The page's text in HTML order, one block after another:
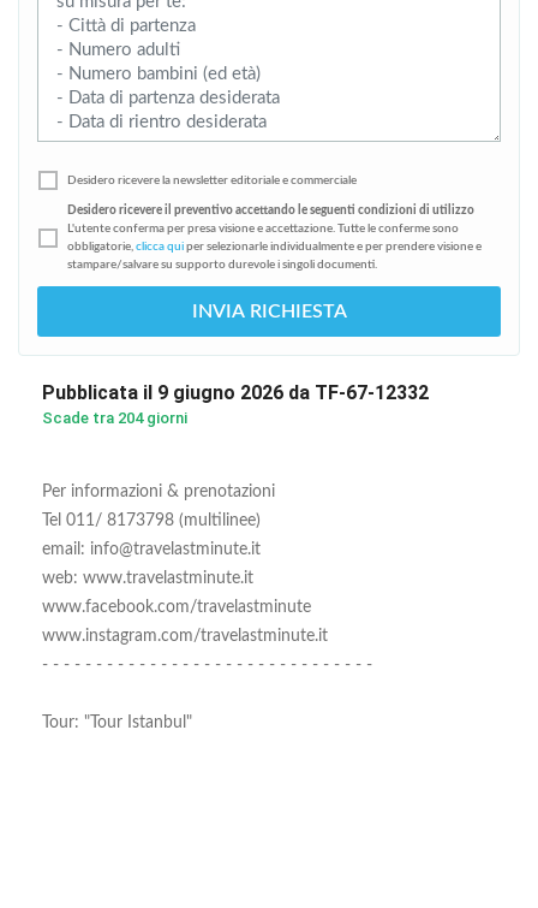
Desidero ricevere la newsletter editoriale e commerciale
Desidero ricevere il preventivo accettando le seguenti condizioni di utilizzo
L'utente conferma per presa visione e accettazione. Tutte le conferme sono
obbligatorie, clicca qui per selezionarle individualmente e per prendere visione e
stampare/salvare su supporto durevole i singoli documenti.
INVIA RICHIESTA
Pubblicata il 9 giugno 2026 da TF-67-12332
Scade tra 204 giorni
Per informazioni & prenotazioni
Tel 011/ 8173798 (multilinee)
email: info@travelastminute.it
web: www.travelastminute.it
www.facebook.com/travelastminute
www.instagram.com/travelastminute.it
- - - - - - - - - - - - - - - - - - - - - - - - - - - - - - -
Tour: "Tour Istanbul"